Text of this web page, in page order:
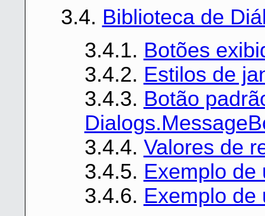
3.4. Biblioteca de
3.4.1. Botões
3.4.2. Estilos de
3.4.3. Botão
3.4.4. Valores de
3.4.5. Exemplo de
3.4.6. Exemplo de